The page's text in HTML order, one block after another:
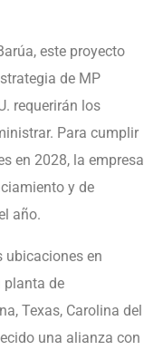
este proyecto
de MP
requerirán los
Para cumplir
en 2028, la empresa
y de
año.
ubicaciones en
planta de
Texas, Carolina del
una alianza con